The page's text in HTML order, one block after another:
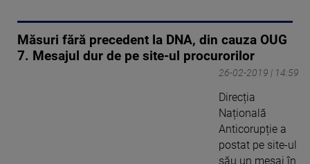
Măsuri fără precedent la DNA, din cauza OUG
7. Mesajul dur de pe site-ul procurorilor
26-02-2019 | 14:59
Direcția
Națională
Anticorupție a
postat pe site-ul
său un mesaj în